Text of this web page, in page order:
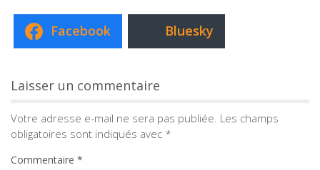
Facebook Bluesky
Laisser un commentaire
Votre adresse e-mail ne sera pas publiée. Les champs
obligatoires sont indiqués avec *
Commentaire *